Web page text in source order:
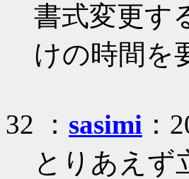
書式変更す
けの時間を
32 ： sasimi ：
とりあえず